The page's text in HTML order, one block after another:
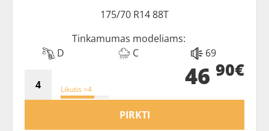
175/70 R14 88T
Tinkamumas modeliams:
D
C 69
Likutis >4 46 90€
PIRKTI